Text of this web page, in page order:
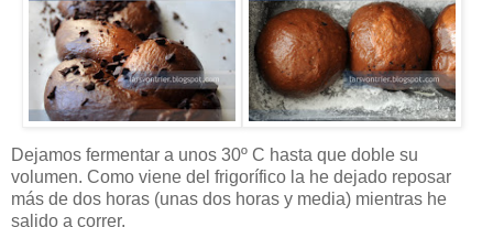
Dejamos fermentar a unos 30º C hasta que doble su
volumen. Como viene del frigorífico la he dejado reposar
más de dos horas (unas dos horas y media) mientras he
salido a correr.